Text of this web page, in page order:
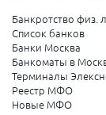
Банкротство физ.
Список банков
Банки Москва
Банкоматы в
Терминалы
Реестр МФО
Новые МФО